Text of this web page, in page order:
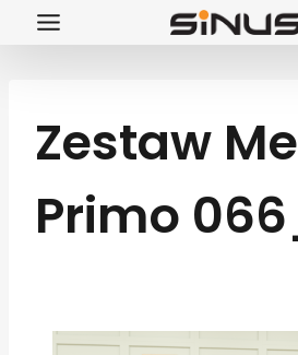
Przejdź
Zestaw
Primo